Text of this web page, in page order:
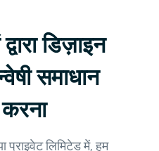
डिज़ाइन
समाधान
प्राइवेट लिमिटेड में, हम